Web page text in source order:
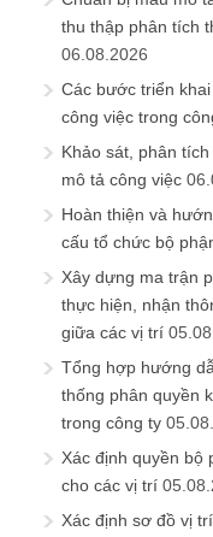
thu thập phân tích
06.08.2026
Các bước triển
công việc trong
Khảo sát, phân
mô tả công việc
Hoàn thiện và
cấu tổ chức bộ
Xây dựng ma trận
thực hiện, nhận
giữa các vị trí
Tổng hợp hướng
thống phân quyền
trong công ty
Xác định quyền bộ
cho các vị trí
Xác định sơ đồ vị